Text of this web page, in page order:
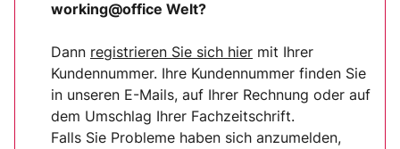
working@office Welt?
Dann registrieren Sie sich hier mit Ihrer
Kundennummer. Ihre Kundennummer finden Sie
in unseren E-Mails, auf Ihrer Rechnung oder auf
dem Umschlag Ihrer Fachzeitschrift.
Falls Sie Probleme haben sich anzumelden,